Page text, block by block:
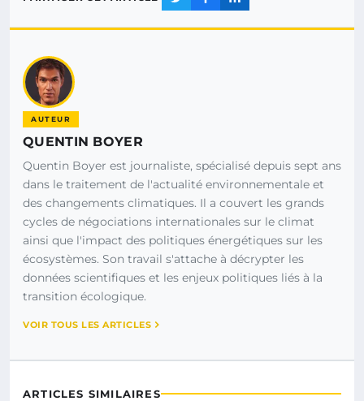
AUTEUR
QUENTIN BOYER
Quentin Boyer est journaliste, spécialisé depuis sept ans
dans le traitement de l'actualité environnementale et
des changements climatiques. Il a couvert les grands
cycles de négociations internationales sur le climat
ainsi que l'impact des politiques énergétiques sur les
écosystèmes. Son travail s'attache à décrypter les
données scientifiques et les enjeux politiques liés à la
transition écologique.
VOIR TOUS LES ARTICLES
ARTICLES SIMILAIRES